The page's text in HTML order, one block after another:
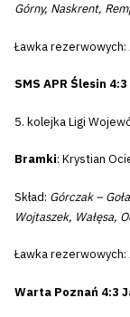
Górny, Naskrent,
Ławka rezerwowych:
SMS APR Ślesin
5. kolejka Ligi
Bramki: Krystian
Skład: Górczak –
Wojtaszek, Wałęsa,
Ławka rezerwowych:
Warta Poznań 4:3